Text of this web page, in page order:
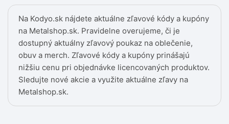
Na Kodyo.sk nájdete aktuálne zľavové kódy a kupóny
na Metalshop.sk. Pravidelne overujeme, či je
dostupný aktuálny zľavový poukaz na oblečenie,
obuv a merch. Zľavové kódy a kupóny prinášajú
nižšiu cenu pri objednávke licencovaných produktov.
Sledujte nové akcie a využite aktuálne zľavy na
Metalshop.sk.